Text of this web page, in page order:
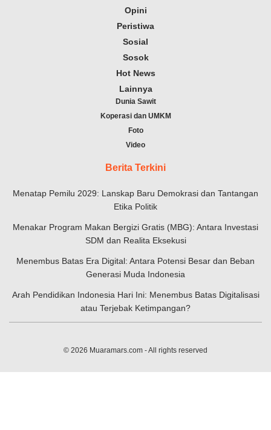
Opini
Peristiwa
Sosial
Sosok
Hot News
Lainnya
Dunia Sawit
Koperasi dan UMKM
Foto
Video
Berita Terkini
Menatap Pemilu 2029: Lanskap Baru Demokrasi dan Tantangan
Etika Politik
Menakar Program Makan Bergizi Gratis (MBG): Antara Investasi
SDM dan Realita Eksekusi
Menembus Batas Era Digital: Antara Potensi Besar dan Beban
Generasi Muda Indonesia
Arah Pendidikan Indonesia Hari Ini: Menembus Batas Digitalisasi
atau Terjebak Ketimpangan?
© 2026 Muaramars.com - All rights reserved